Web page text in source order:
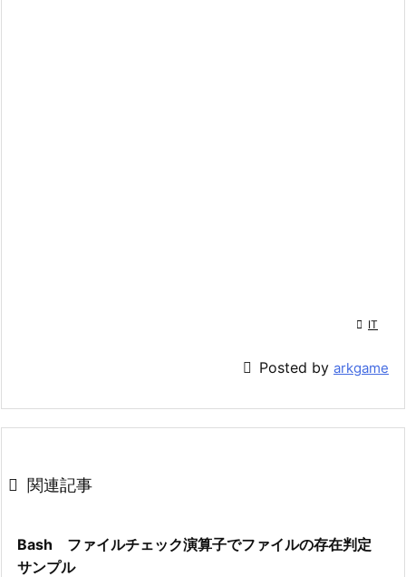
 IT
 Posted by arkgame
 関連記事
Bash ファイルチェック演算子でファイルの存在判定
サンプル